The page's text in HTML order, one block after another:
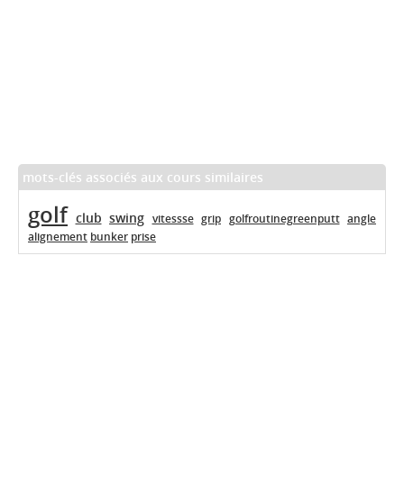
mots-clés associés aux cours similaires
golf club swing vitessse grip golfroutinegreenputt angle
alignement bunker prise